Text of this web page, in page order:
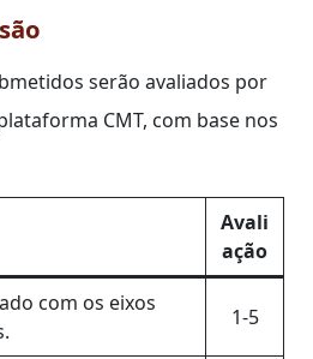
serão avaliados por
CMT, com base nos
Avali
ação
com os eixos
1-5